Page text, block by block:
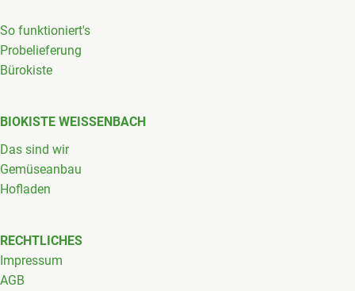
So funktioniert's
Probelieferung
Bürokiste
BIOKISTE WEISSENBACH
Das sind wir
Gemüseanbau
Hofladen
RECHTLICHES
Impressum
AGB